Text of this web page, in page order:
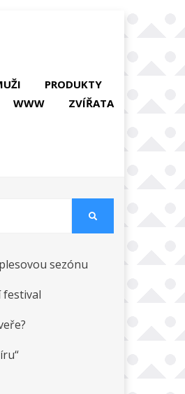
PRODUKTY
WWW ZVÍŘATA
sezónu
festival